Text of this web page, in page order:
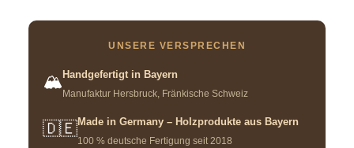
UNSERE VERSPRECHEN
🏔️ Handgefertigt in Bayern
Manufaktur Hersbruck, Fränkische Schweiz
🇩🇪Made in Germany – Holzprodukte aus Bayern
100 % deutsche Fertigung seit 2018